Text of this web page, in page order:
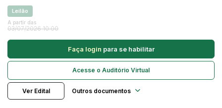
Caminhonetes
Carros
SUV
Utilitário & furgão
Leilão
A partir das
03/07/2026 10:00
Faça login para se habilitar
Acesse o Auditório Virtual
Ver Edital Outros documentos